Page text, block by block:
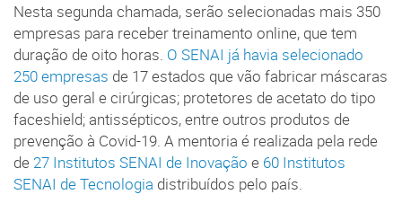
Nesta segunda chamada, serão selecionadas mais 350
empresas para receber treinamento online, que tem
duração de oito horas. O SENAI já havia selecionado
250 empresas de 17 estados que vão fabricar máscaras
de uso geral e cirúrgicas; protetores de acetato do tipo
faceshield; antissépticos, entre outros produtos de
prevenção à Covid-19. A mentoria é realizada pela rede
de 27 Institutos SENAI de Inovação e 60 Institutos
SENAI de Tecnologia distribuídos pelo país.